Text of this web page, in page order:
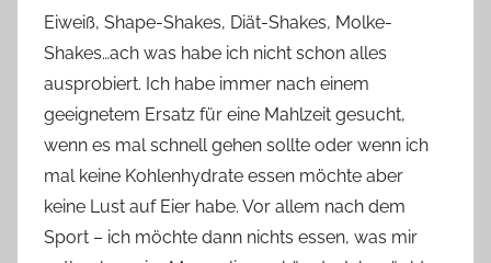
n
Y
v
o
n
n
e
Eiweiß, Shape-Shakes, Diät-Shakes, Molke-
Shakes…ach was habe ich nicht schon alles
ausprobiert. Ich habe immer nach einem
geeignetem Ersatz für eine Mahlzeit gesucht,
wenn es mal schnell gehen sollte oder wenn ich
mal keine Kohlenhydrate essen möchte aber
keine Lust auf Eier habe. Vor allem nach dem
Sport – ich möchte dann nichts essen, was mir